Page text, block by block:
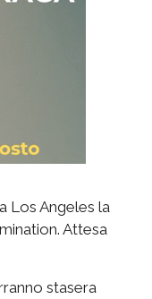
Los Angeles la
Attesa
stasera